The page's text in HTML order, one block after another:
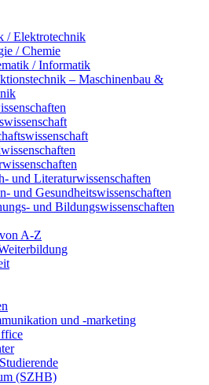
/ Elektrotechnik
/ Chemie
/ Informatik
– Maschinenbau &
und Literaturwissenschaften
und Gesundheitswissenschaften
und Bildungswissenschaften
A-Z
und -marketing
(SZHB)